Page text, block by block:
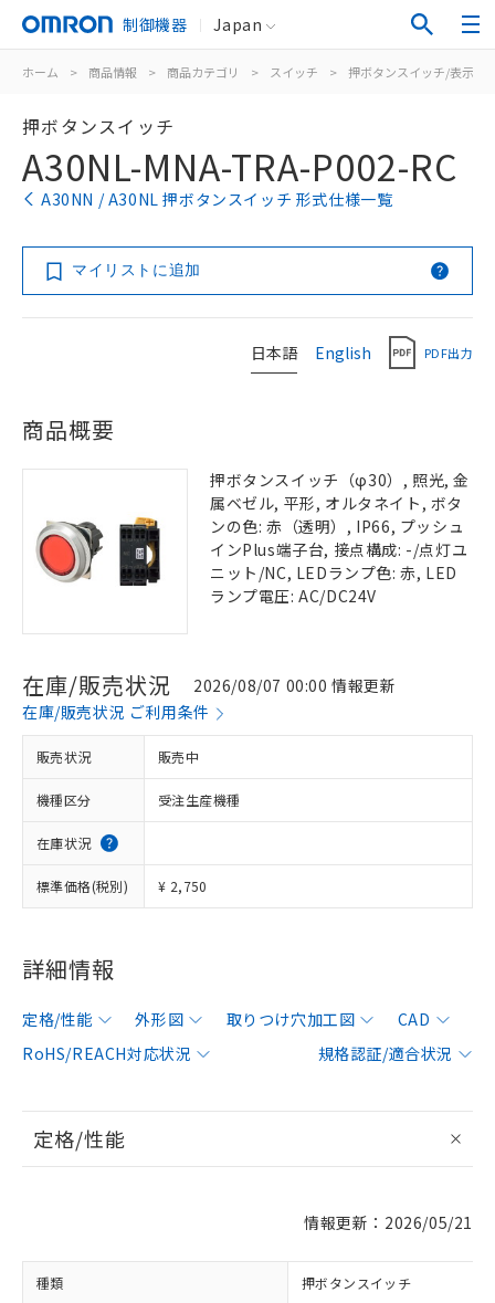
制御機器 Japan
ホーム > 商品情報 > 商品カテゴリ > スイッチ > 押ボタンスイッチ/表示灯
押ボタンスイッチ
A30NL-MNA-TRA-P002-RC
A30NN / A30NL 押ボタンスイッチ 形式仕様一覧
マイリストに追加
日本語 English PDF出力
商品概要
押ボタンスイッチ（φ30）, 照光, 金
属ベゼル, 平形, オルタネイト, ボタ
ンの色: 赤（透明）, IP66, プッシュ
インPlus端子台, 接点構成: -/点灯ユ
ニット/NC, LEDランプ色: 赤, LED
ランプ電圧: AC/DC24V
在庫/販売状況
2026/08/07 00:00 情報更新
在庫/販売状況 ご利用条件
販売状況 販売中
機種区分 受注生産機種
在庫状況
標準価格(税別) ¥ 2,750
詳細情報
定格/性能 外形図 取りつけ穴加工図
CAD
RoHS/REACH対応状況
規格認証/適合状況
定格/性能
情報更新：2026/05/21
種類 押ボタンスイッチ